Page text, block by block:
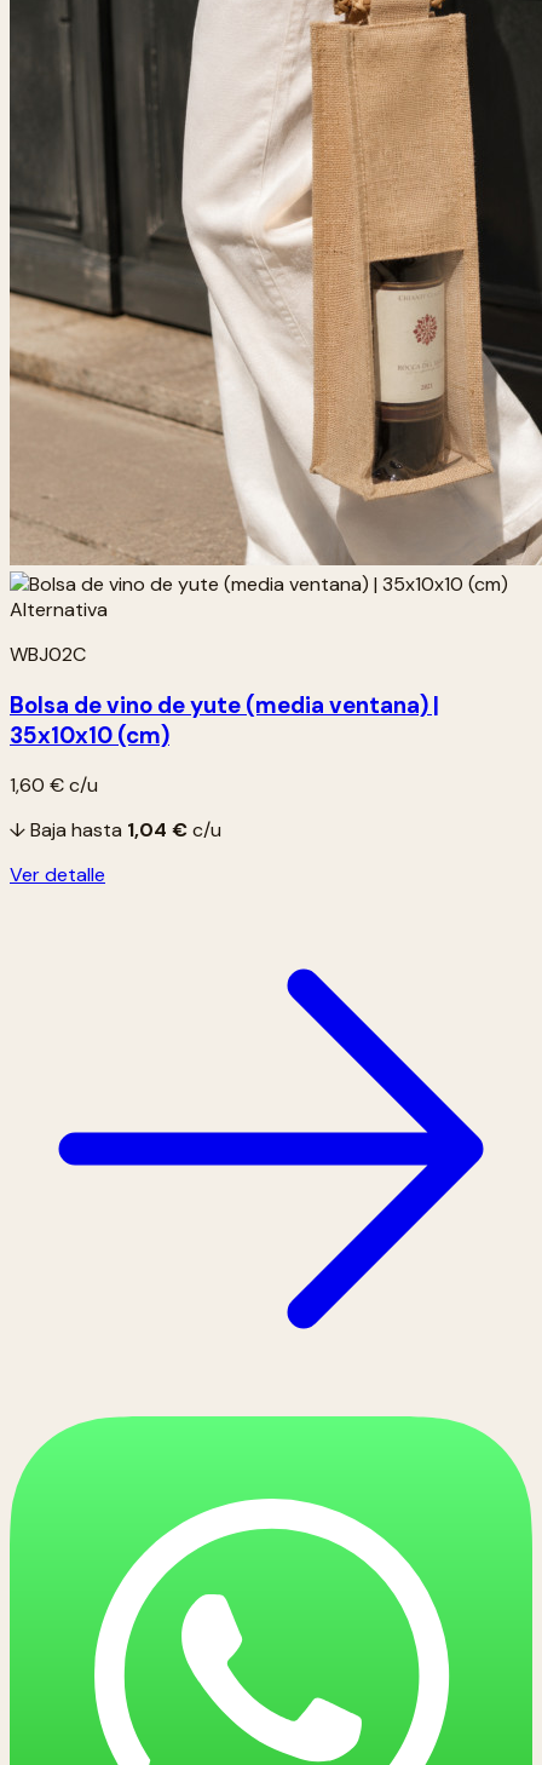
WBJ02C
Bolsa de vino de yute (media ventana) |
35x10x10 (cm)
1,60 €c/u
↓ Baja hasta 1,04 €c/u
Ver detalle